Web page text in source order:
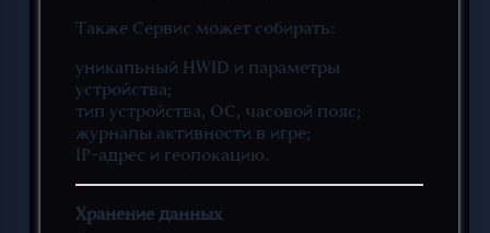
Также Сервис может собирать:
уникальный HWID и параметры
устройства;
тип устройства, ОС, часовой пояс;
журналы активности в игре;
IP-адрес и геолокацию.
Хранение данных